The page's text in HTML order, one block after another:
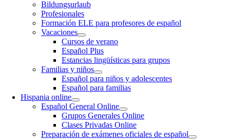
Bildungsurlaub
Profesionales
Formación ELE para profesores de español
Vacaciones
Cursos de verano
Español Plus
Estancias lingüísticas para grupos
Familias y niños
Español para niños y adolescentes
Español para familias
Hispania online
Español General Online
Grupos Generales Online
Clases Privadas Online
Preparación de exámenes oficiales de español